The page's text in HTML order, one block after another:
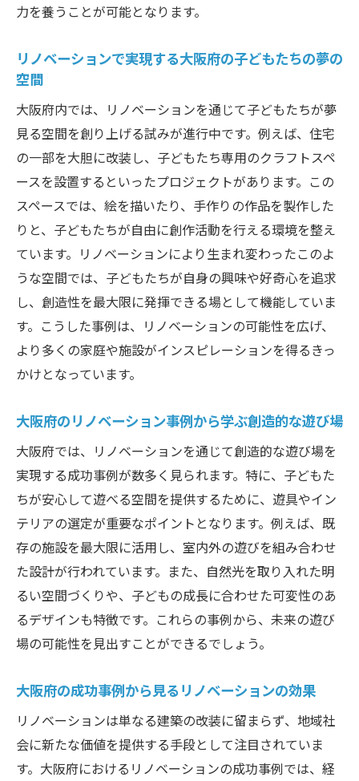
力を養うことが可能となります。
リノベーションで実現する大阪府の子どもたちの夢の
空間
大阪府内では、リノベーションを通じて子どもたちが夢
見る空間を創り上げる試みが進行中です。例えば、住宅
の一部を大胆に改装し、子どもたち専用のクラフトスペ
ースを設置するといったプロジェクトがあります。この
スペースでは、絵を描いたり、手作りの作品を製作した
りと、子どもたちが自由に創作活動を行える環境を整え
ています。リノベーションにより生まれ変わったこのよ
うな空間では、子どもたちが自身の興味や好奇心を追求
し、創造性を最大限に発揮できる場として機能していま
す。こうした事例は、リノベーションの可能性を広げ、
より多くの家庭や施設がインスピレーションを得るきっ
かけとなっています。
大阪府のリノベーション事例から学ぶ創造的な遊び場
大阪府では、リノベーションを通じて創造的な遊び場を
実現する成功事例が数多く見られます。特に、子どもた
ちが安心して遊べる空間を提供するために、遊具やイン
テリアの選定が重要なポイントとなります。例えば、既
存の施設を最大限に活用し、室内外の遊びを組み合わせ
た設計が行われています。また、自然光を取り入れた明
るい空間づくりや、子どもの成長に合わせた可変性のあ
るデザインも特徴です。これらの事例から、未来の遊び
場の可能性を見出すことができるでしょう。
大阪府の成功事例から見るリノベーションの効果
リノベーションは単なる建築の改装に留まらず、地域社
会に新たな価値を提供する手段として注目されていま
す。大阪府におけるリノベーションの成功事例では、経